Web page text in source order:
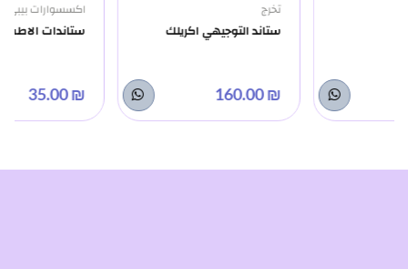
ستاند التوجيهي اكريلك
اكسسوارات بيبي وستاندات
ستاندات الاطفال